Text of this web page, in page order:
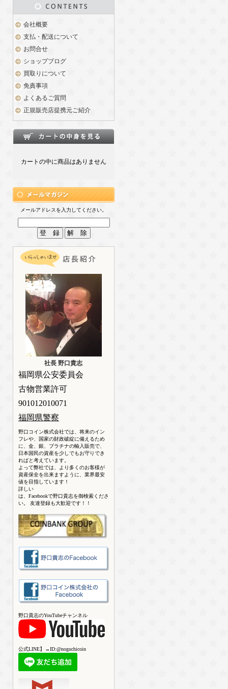
会社概要
支払・配送について
お問合せ
ショップブログ
買取りについて
免責事項
よくあるご質問
正規販売店提携元ご紹介
カートの中に商品はありません
メールアドレスを入力してください。
社長 野口貴志
福岡県公安委員会
古物営業許可
901012010071
福岡県警察
野口コイン株式会社では、将来のイン
フレや、国家の財政破綻に備えるため
に、金、銀、プラチナの輸入販売で、
日本国民の資産を少しでもお守りでき
ればと考えています。
よって弊社では、より多くのお客様が
資産保全を出来ますように、業界最安
値を目指しています！
詳しい
は、Facebookで野口貴志を御検索くださ
い。 友達登録も大歓迎です！！
野口貴志のYouTubeチャンネル
公式LINE】→ID:@noguchicoin